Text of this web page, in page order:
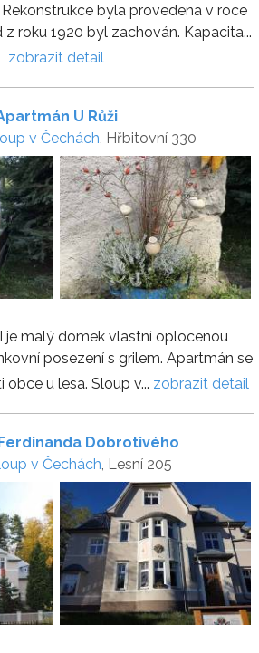
byla provedena v roce
z roku 1920 byl zachován. Kapacita...
zobrazit detail
U Růži
v Čechách, Hřbitovní 330
je malý domek vlastní oplocenou
posezení s grilem. Apartmán se
u lesa. Sloup v... zobrazit detail
Dobrotivého
v Čechách, Lesní 205